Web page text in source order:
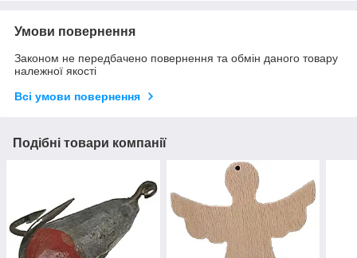
Умови повернення
Законом не передбачено повернення та обмін даного товару
належної якості
Всі умови повернення
Подібні товари компанії